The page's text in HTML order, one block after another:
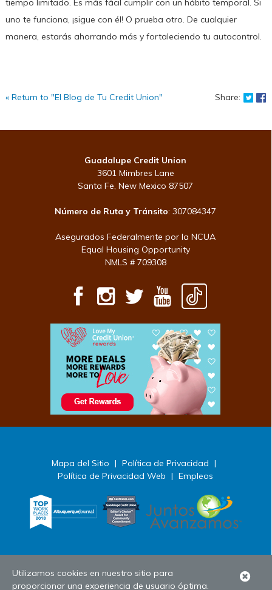
Utilizamos cookies en nuestro sitio para
proporcionar una experiencia de usuario óptima.
tiempo limitado. Es más fácil cumplir con un hábito temporal. Si
uno te funciona, ¡sigue con él! O prueba otro. De cualquier
manera, estarás ahorrando más y fortaleciendo tu autocontrol.
« Return to "El Blog de Tu Credit Union" Share:
Guadalupe Credit Union
3601 Mimbres Lane
Santa Fe, New Mexico 87507
Número de Ruta y Tránsito: 307084347
Asegurados Federalmente por la NCUA
Equal Housing Opportunity
NMLS # 709308
Mapa del Sitio | Política de Privacidad |
Política de Privacidad Web | Empleos